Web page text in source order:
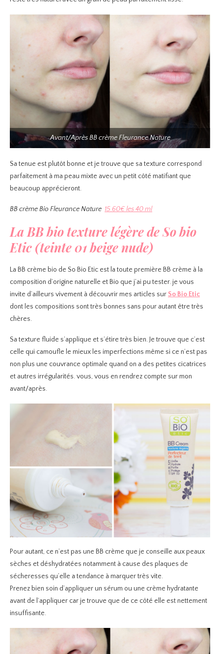
Avant/Après BB crème Fleurance Nature
Sa tenue est plutôt bonne et je trouve que sa texture correspond
parfaitement à ma peau mixte avec un petit côté matifiant que
beaucoup apprécieront.
BB crème Bio Fleurance Nature 15.60€ les 40 ml
La BB bio texture légère de So bio
Etic (teinte 01 beige nude)
La BB crème bio de So Bio Etic est la toute première BB crème à la
composition d’origine naturelle et Bio que j’ai pu tester. je vous
invite d’ailleurs vivement à découvrir mes articles sur So Bio Etic
dont les compositions sont très bonnes sans pour autant être très
chères.
Sa texture fluide s’applique et s’étire très bien. Je trouve que c’est
celle qui camoufle le mieux les imperfections même si ce n’est pas
non plus une couvrance optimale quand on a des petites cicatrices
et autres irrégularités. vous, vous en rendrez compte sur mon
avant/après.
Pour autant, ce n’est pas une BB crème que je conseille aux peaux
sèches et déshydratées notamment à cause des plaques de
sécheresses qu’elle a tendance à marquer très vite.
Prenez bien soin d’appliquer un sérum ou une crème hydratante
avant de l’appliquer car je trouve que de ce côté elle est nettement
insuffisante.